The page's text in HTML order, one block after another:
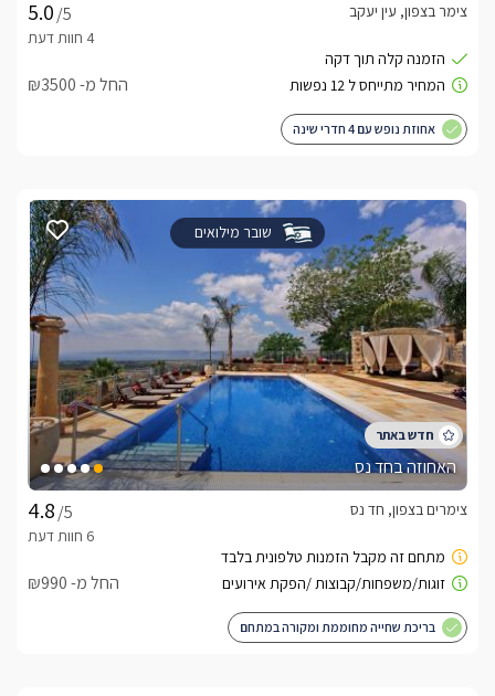
/5
צימר בצפון, עין יעקב
החל מ- ₪3500
אחוזת נופש עם 4 חדרי שינה
שובר מילואים
האחוזה בחד נס
/5
צימרים בצפון, חד נס
החל מ- ₪990
בריכת שחייה מחוממת ומקורה במתחם